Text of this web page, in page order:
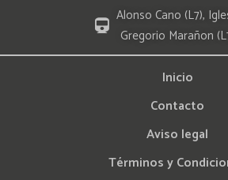
Alonso Cano (L7),
Gregorio Marañon
Inicio
Contacto
Aviso legal
Términos y